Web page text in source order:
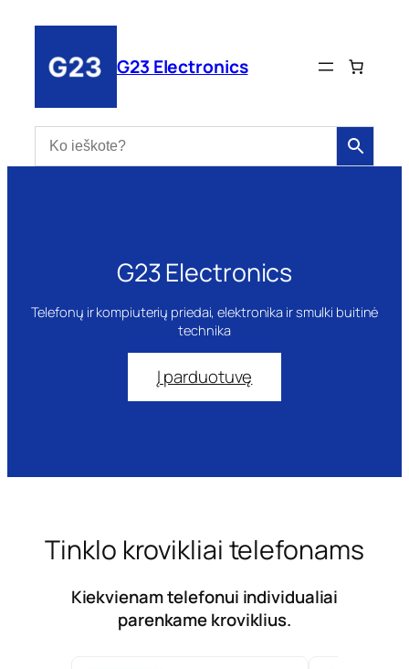
turinio
G23 Electronics
G23 Electronics
Telefonų ir kompiuterių priedai, elektronika ir smulki buitinė
technika
Į parduotuvę
Tinklo krovikliai telefonams
Kiekvienam telefonui individualiai
parenkame kroviklius.